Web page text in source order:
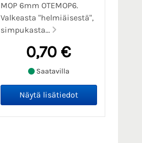
MOP 6mm OTEMOP6.
Valkeasta "helmiäisestä",
simpukasta...
0,70 €
Saatavilla